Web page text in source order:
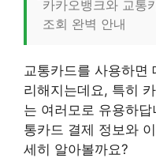
카카오뱅크와 교통
조회 완벽 안내
교통카드를 사용하면
리해지는데요, 특히
는 여러모로 유용하
통카드 결제 정보와
세히 알아볼까요?